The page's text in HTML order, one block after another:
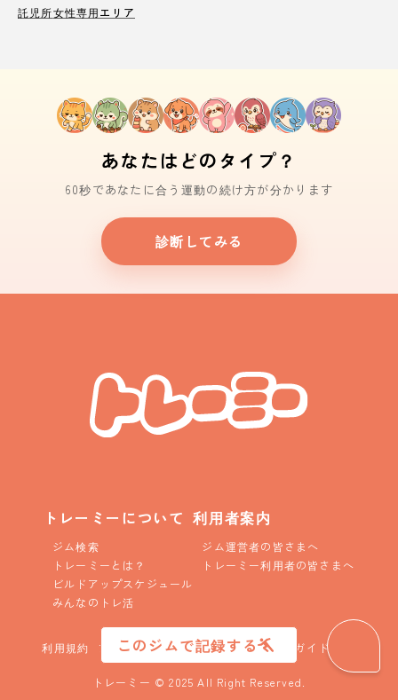
このジムで記録する
託児所女性専用エリア
あなたはどのタイプ？
60秒であなたに合う運動の続け方が分かります
診断してみる
トレーミーについて
ジム検索
トレーミーとは？
ビルドアップスケジュール
みんなのトレ活
利用者案内
ジム運営者の皆さまへ
トレーミー利用者の皆さまへ
利用規約 プライバシーポリシー コニュニティガイドライン
トレーミー © 2025 All Right Reserved.